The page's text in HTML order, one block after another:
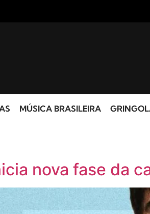
MÚSICA BRASILEIRA
nova fase da